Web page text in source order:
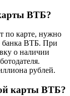
ВТБ?
по карте, нужно
банка ВТБ. При
о наличии
рублей.
карты ВТБ?